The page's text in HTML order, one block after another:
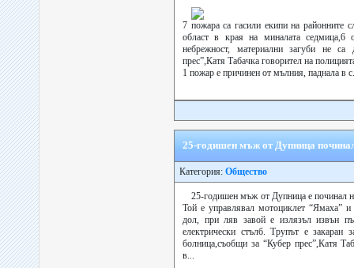
7 пожара са гасили екипи на
област в края на миналата седмица,6
небрежност, материални загуби не са
прес”,Катя Табачка говорител на
1 пожар е причинен от мълния, паднала в
25-годишен мъж от Дупница
Категория: Общество
25-годишен мъж от Дупница е починал
Той е управлявал мотоциклет
дол, при ляв завой е излязъл извън
електрически стълб. Трупът е закаран
болница,съобщи за “Кубер прес”,Катя
в...